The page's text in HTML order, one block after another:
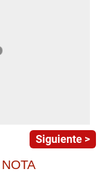
Siguiente >